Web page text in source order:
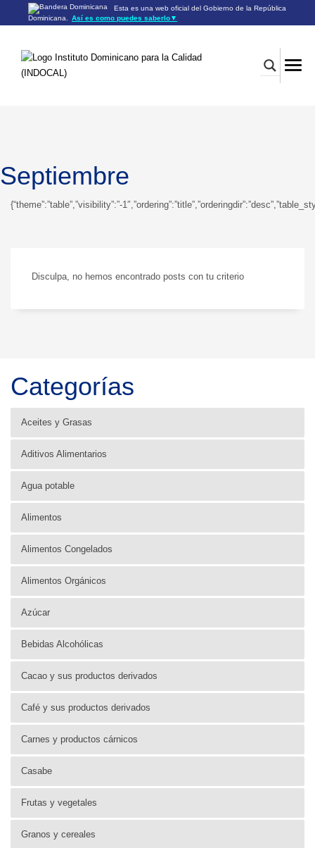
Esta es una web oficial del Gobierno de la República
Dominicana.
Así es como puedes saberlo▼
Los sitios web oficiales utilizan .gob.do o .gov.do
Los sitios web oficiales .gob.do o .gov.do seguros utilizan
HTTPS
Septiembre
{“theme”:”table”,”visibility”:”-
Disculpa, no hemos encontrado posts con tu criterio
Categorías
Aceites y Grasas
Aditivos Alimentarios
Agua potable
Alimentos
Alimentos Congelados
Alimentos Orgánicos
Azúcar
Bebidas Alcohólicas
Cacao y sus productos derivados
Café y sus productos derivados
Carnes y productos cárnicos
Casabe
Frutas y vegetales
Granos y cereales